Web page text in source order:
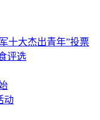
十大杰出青年”投票
评选
动